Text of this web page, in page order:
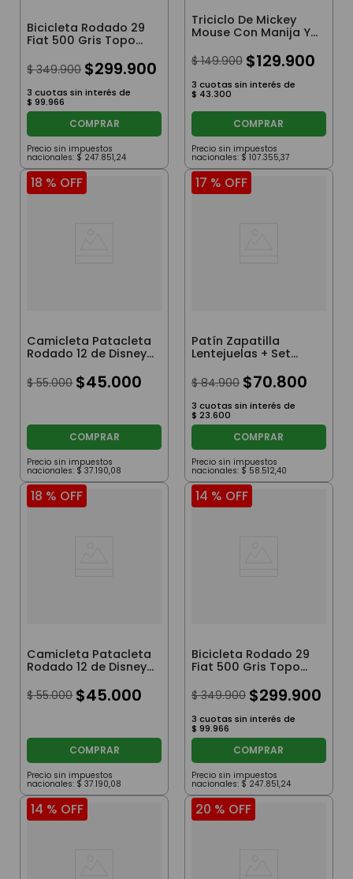
Bicicleta Rodado 29
Fiat 500 Gris Topo
$ 349.900 $299.900
3 cuotas sin interés de
$ 99.966
COMPRAR
Precio sin impuestos
nacionales: $ 247.851,24
Triciclo De Mickey
Mouse Con Manija Y
Sonido Azul
$ 149.900 $129.900
3 cuotas sin interés de
$ 43.300
COMPRAR
Precio sin impuestos
nacionales: $ 107.355,37
18 % OFF
Camicleta Patacleta
Rodado 12 de Disney
$ 55.000 $45.000
COMPRAR
Precio sin impuestos
nacionales: $ 37.190,08
17 % OFF
Patín Zapatilla
Lentejuelas + Set
$ 84.900 $70.800
3 cuotas sin interés de
$ 23.600
COMPRAR
Precio sin impuestos
nacionales: $ 58.512,40
18 % OFF
Camicleta Patacleta
Rodado 12 de Disney
Celeste
$ 55.000 $45.000
COMPRAR
Precio sin impuestos
nacionales: $ 37.190,08
14 % OFF
Bicicleta Rodado 29
Fiat 500 Gris Topo
$ 349.900 $299.900
3 cuotas sin interés de
$ 99.966
COMPRAR
Precio sin impuestos
nacionales: $ 247.851,24
14 % OFF 20 % OFF